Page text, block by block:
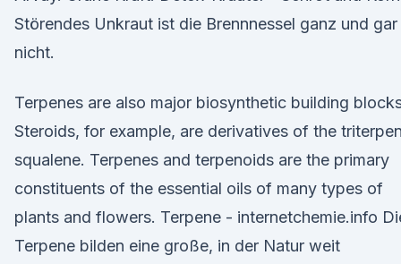
Störendes Unkraut ist die Brennnessel ganz und gar
nicht.
Terpenes are also major biosynthetic building
Steroids, for example, are derivatives of the
squalene. Terpenes and terpenoids are the primary
constituents of the essential oils of many types of
plants and flowers. Terpene - internetchemie.info
Terpene bilden eine große, in der Natur weit